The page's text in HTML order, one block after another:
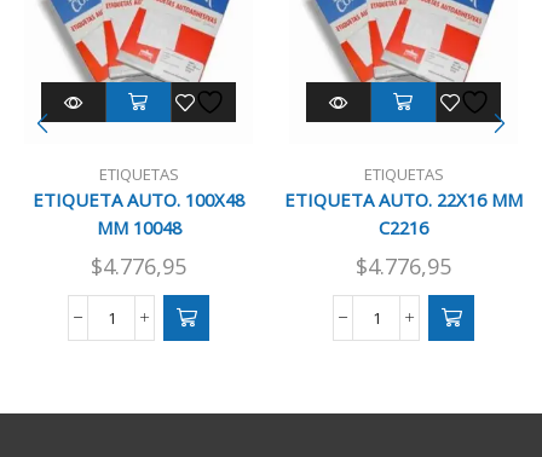
ETIQUETAS
ETIQUETA AUTO. 100X48
MM 10048
$4.776,95
ETIQUETA
10048
ETIQUETAS
ETIQUETA AUTO. 22X16 MM
C2216
$4.776,95
ETIQUETA
C2216